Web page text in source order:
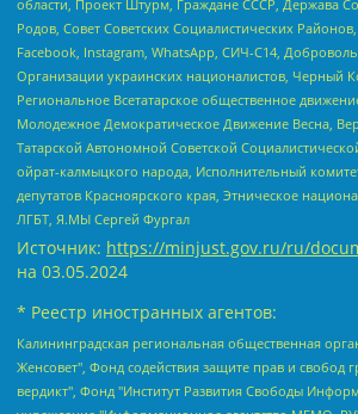
области, Проект Штурм, Граждане СССР, Держава
Родов, Совет Советских Социалистических
Facebook, Instagram, WhatsApp, СИЧ-С14,
Организации украинских националистов, Черный
Региональное Всетатарское общественное
Молодежное Демократическое Движение Весна,
Татарской Автономной Советской
ойрат-калмыцкого народа, Исполнительный
депутатов Красноярского края, Этническое
ЛГБТ, Я.МЫ Сергей Фургал
Источник: https://minjust.gov.ru/ru/
на 03.05.2024
* Реестр иностранных агентов:
Калининградская региональная общественная организация "Экозащита!-Женсовет", Фонд содействия защите прав и свобод граждан "Общественный вердикт", Фонд "Институт Развития Свободы Информации", Частное учреждение "Информационное агентство МЕМО. РУ", Региональная общественная организация "Общественная комиссия по сохранению наследия академика Сахарова", Фонд поддержки свободы прессы, Санкт-Петербургская общественная правозащитная организация "Гражданский контроль", Межрегиональная общественная организация "Информационно-просветительский центр "Мемориал", Региональный Фонд "Центр Защиты Прав Средств Массовой Информации", с 05.12.2023 Фонд "Центр Защиты Прав Средств массовой информации", Региональная общественная благотворительная организация помощи беженцам и мигрантам "Гражданское содействие", Негосударственное образовательное учреждение дополнительного профессионального образования (повышение квалификации) специалистов "АКАДЕМИЯ ПО ПРАВАМ ЧЕЛОВЕКА", Свердловская региональная общественная организация "Сутяжник", Автономная некоммерческая организация "Центр независимых социологических исследований", Союз общественных объединений "Российский исследовательский центр по правам человека", Региональное общественное учреждение научно-информационный центр "МЕМОРИАЛ", Некоммерческая организация "Фонд защиты гласности", Автономная некоммерческая организация "Институт прав человека", Городская общественная организация "Екатеринбургское общество "МЕМОРИАЛ", Городская общественная организация "Рязанское историко-просветительское и правозащитное общество "Мемориал" (Рязанский Мемориал), Челябинский региональный орган общественной самодеятельности – женское общественное объединение "Женщины Евразии", Челябинский региональный орган общественной самодеятельности "Уральская правозащитная группа", Фонд содействия защите здоровья и социальной справедливости имени Андрея Рылькова, Автономная Некоммерческая Организация "Аналитический Центр Юрия Левады", Автономная некоммерческая организация социальной поддержки населения "Проект Апрель", Региональная общественная организация помощи женщинам и детям, находящимся в кризисной ситуации "Информационно-методический центр "Анна", Фонд содействия развитию массовых коммуникаций и правовому просвещению "Так-так-Так", Фонд содействия устойчивому развитию "Серебряная тайга", Свердловский региональный общественный фонд социальных проектов "Новое время", "Idel.Реалии", Кавказ.Реалии, Крым.Реалии, Телеканал Настоящее Время, Татаро-башкирская служба Радио Свобода (Azatliq Radiosi), Радио Свободная Европа/Радио Свобода (PCE/PC), "Сибирь.Реалии", "Фактограф", Благотворительный фонд помощи осужденным и их семьям, Автономная некоммерческая организация "Институт глобализации и социальных движений", Фонд "В защиту прав заключенных", Частное учреждение "Центр поддержки и содействия развитию средств массовой информации", Пензенский региональный общественный благотворительный фонд "Гражданский союз", "Север.Реалии", Некоммерческая организация Фонд "Правовая инициатива", Общество с ограниченной ответственностью "Радио Свободная Европа/Радио Свобода", Чешское информационное агентство "MEDIUM-ORIENT", Красноярская региональная общественная организация "Мы против СПИДа", Камалягин Денис Николаевич, Маркелов Сергей Евгеньевич, Пономарев Лев Александрович, Савицкая Людмила Алексеевна, Автономная некоммерческая организация "Центр по работе с проблемой насилия "НАСИЛИЮ.НЕТ", Межрегиональный профессиональный союз работников здравоохранения "Альянс врачей", Юридическое лицо, зарегистрированное в Латвийской Республике, SIA "Medusa Project" (регистрационный номер 40103797863, дата регистрации 10.06.2014), Некоммерческая организация "Фонд по борьбе с коррупцией", Автономная некоммерческая организация "Институт права и публичной политики", Баданин Роман Сергеевич, Гликин Максим Александрович, Железнова Мария Михайловна, Лукьянова Юлия Сергеевна, Маетная Елизавета Витальевна, Маняхин Петр Борисович, Чуракова Ольга Владимировна, Ярош Юлия Петровна, Юридическое лицо "The Insider SIA", зарегистрированное в Риге, Латвийская Республика (дата регистрации 26.06.2015), являющееся администратором доменного имени интернет-издания "The Insider SIA", https://theins.ru, Постернак Алексей Евгеньевич, Рубин Михаил Аркадьевич, Анин Роман Александрович, Юридическое лицо Istories fonds, зарегистрированное в Латвийской Республике (регистрационный номер 50008295751, дата регистрации 24.02.2020), Великовский Дмитрий Александрович, Долинина Ирина Николаевна, Мароховская Алеся Алексеевна, Шлейнов Роман Юрьевич, Шмагун Олеся Валентиновна, Общество с ограниченной ответственностью "Альтаир 2021", Общество с ограниченной ответственностью "Вега 2021", Общество с ограниченной ответственностью "Главный редактор 2021", Общество с ограниченной ответственностью "Ромашки монолит", Важенков Артем Валерьевич, Ивановская областная общественная организация "Центр гендерных исследований", Гурман Юрий Альбертович, Медиапроект "ОВД-Инфо", Егоров Владимир Владимирович, Жилинский Владимир Александрович, Общество с ограниченной ответственностью "ЗП", Иванова София Юрьевна, Карезина Инна Павловна, Кильтау Екатерина Викторовна, Петров Алексей Викторович, Пискунов Сергей Евгеньевич, Смирнов Сергей Сергеевич, Тихонов Михаил Сергеевич, Общество с ограниченной ответственностью "ЖУРНАЛИСТ-ИНОСТРАННЫЙ АГЕНТ", Арапова Галина Юрьевна, Вольтская Татьяна Анатольевна, Американская компания "Mason G.E.S. Anonymous Foundation" (США), являющаяся владельцем интернет-издания https://mnews.world/, Компания "Stichting Bellingcat", зарегистрированная в Нидерландах (дата регистрации 11.07.2018), Захаров Андрей Вячеславович, Клепиковская Екатерина Дмитриевна, Общество с ограниченной ответственностью "МЕМО", Перл Роман Александрович, Симонов Евгений Алексеевич, Соловьева Елена Анатольевна, Сотников Даниил Владимирович, Сурначева Елизавета Дмитриевна, Автономная некоммерческая организация по защите прав человека и информированию населения "Якутия – Наше Мнение", Общество с ограниченной ответственностью "Москоу диджитал медиа", с 26.01.2023 Общество с ограниченной ответственностью "Чайка Белые сады", Ветошкина Валерия Валерьевна, Заговора Максим Александрович, Межрегиональное общественное движение "Российская ЛГБТ - сеть", Оленичев Максим Владимирович, Павлов Иван Юрьевич, Скворцова Елена Сергеевна, Общество с ограниченной ответственностью "Как бы инагент", Кочетков Игорь Викторович, Общество с ограниченной ответственностью "Честные выборы", Еланчик Олег Александрович, Общество с ограниченной ответственностью "Нобелевский призыв", Гималова Регина Эмилевна, Григорьев Андрей Валерьевич, Григорьева Алина Александровна, Ассоциация по содействию защите прав призывников, альтернативнослужащих и военнослужащих "Правозащитная группа "Гражданин.Армия.Право", Хисамова Регина Фаритовна, Автономная некоммерческая организация по реализации социально-правовых программ "Лилит", Дальневосточное общественное движение "Маяк", Санкт-Петербургская ЛГБТ-инициативная группа "Выход", Инициативная